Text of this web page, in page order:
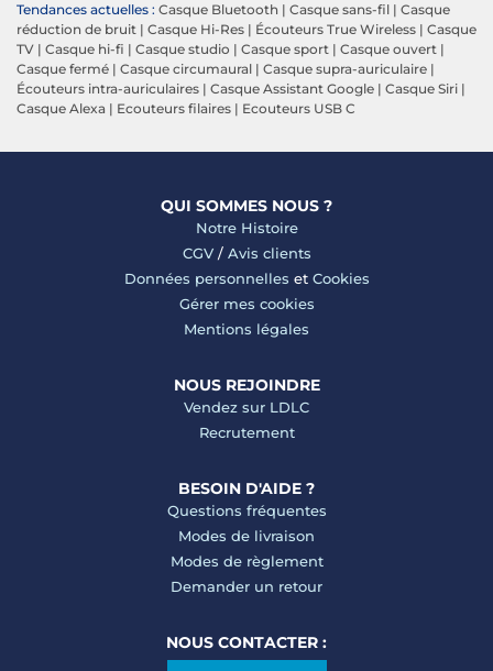
Tendances actuelles : Casque Bluetooth | Casque sans-fil | Casque
réduction de bruit | Casque Hi-Res | Écouteurs True Wireless | Casque
TV | Casque hi-fi | Casque studio | Casque sport | Casque ouvert |
Casque fermé | Casque circumaural | Casque supra-auriculaire |
Écouteurs intra-auriculaires | Casque Assistant Google | Casque Siri |
Casque Alexa | Ecouteurs filaires | Ecouteurs USB C
QUI SOMMES NOUS ?
Notre Histoire
CGV/ Avis clients
Données personnelles et Cookies
Gérer mes cookies
Mentions légales
NOUS REJOINDRE
Vendez sur LDLC
Recrutement
BESOIN D'AIDE ?
Questions fréquentes
Modes de livraison
Modes de règlement
Demander un retour
NOUS CONTACTER :